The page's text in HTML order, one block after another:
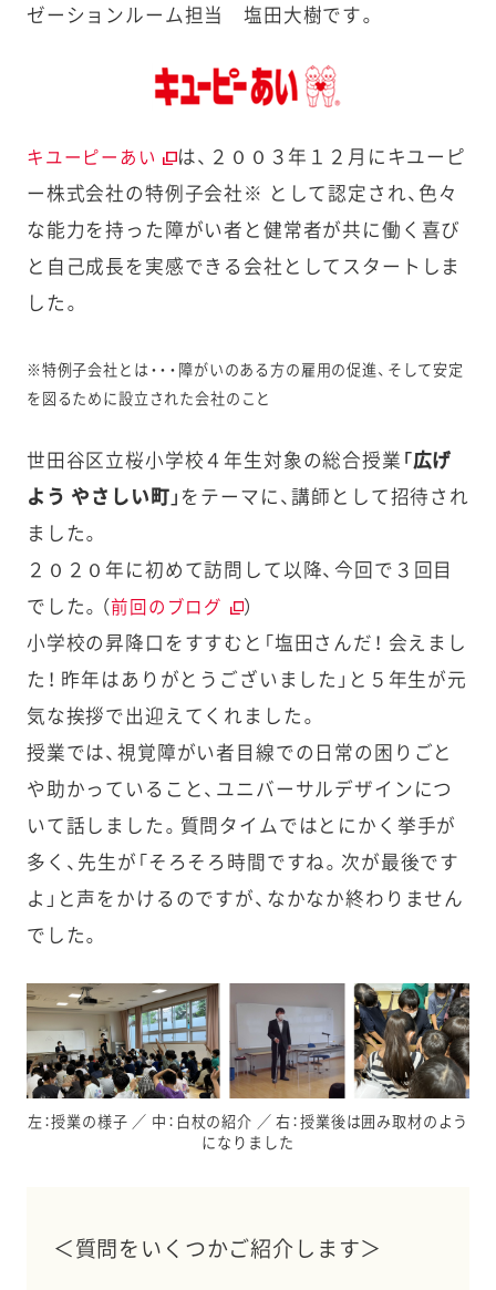
ゼーションルーム担当 塩田大樹です。
キユーピーあい
は、２００３年１２月にキユーピ
ー株式会社の特例子会社※ として認定され、色々
な能力を持った障がい者と健常者が共に働く喜び
と自己成長を実感できる会社としてスタートしま
した。
※特例子会社とは・・・障がいのある方の雇用の促進、そして安定
を図るために設立された会社のこと
世田谷区立桜小学校４年生対象の総合授業 「広げ
よう やさしい町」 をテーマに、講師として招待され
ました。
２０２０年に初めて訪問して以降、今回で３回目
でした。（前回のブログ
）
小学校の昇降口をすすむと「塩田さんだ！ 会えまし
た！ 昨年はありがとうございました」と５年生が元
気な挨拶で出迎えてくれました。
授業では、視覚障がい者目線での日常の困りごと
や助かっていること、ユニバーサルデザインにつ
いて話しました。質問タイムではとにかく挙手が
多く、先生が「そろそろ時間ですね。次が最後です
よ」と声をかけるのですが、なかなか終わりません
でした。
左：授業の様子 ／ 中：白杖の紹介 ／ 右：授業後は囲み取材のよう
になりました
＜質問をいくつかご紹介します＞